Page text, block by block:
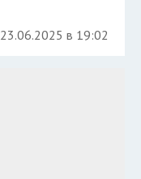
23.06.2025 в 19:02